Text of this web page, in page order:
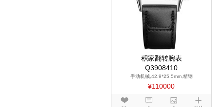
积家翻转腕表
Q3908410
手动机械,42.9*25.5mm,精钢
¥110000